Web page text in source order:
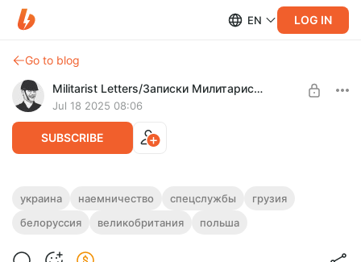
EN LOG IN
Go to blog
Militarist Letters/Записки Милитариста
Jul 18 2025 08:06
SUBSCRIBE
#108 Интернациональный легион на
Украине
Level required:
украина наемничество спецслужбы
грузия
белоруссия
великобритания польша